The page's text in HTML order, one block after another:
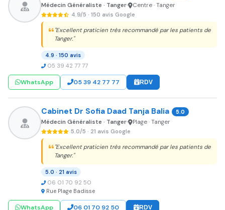
Médecin Généraliste · Tanger•
Centre · Tanger
4.9/5 · 150 avis Google
"Excellent praticien très recommandé par les patients de
Tanger."
4.9 · 150 avis
05 39 42 77 77
WhatsApp 05 39 42 77 77 RDV
Cabinet Dr Sofia Daad Tanja Balia 5.0
Médecin Généraliste · Tanger•
Plage · Tanger
5.0/5 · 21 avis Google
"Excellent praticien très recommandé par les patients de
Tanger."
5.0 · 21 avis
06 01 70 92 50
Rue Plage Badisse
WhatsApp 06 01 70 92 50 RDV